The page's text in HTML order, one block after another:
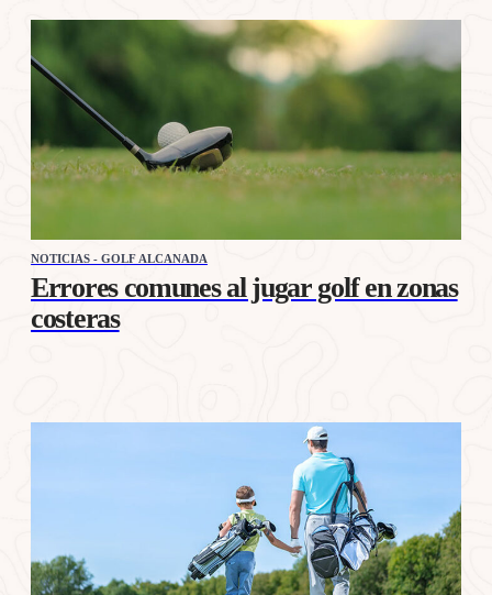
NOTICIAS - GOLF ALCANADA
Errores comunes al jugar golf en zonas
costeras